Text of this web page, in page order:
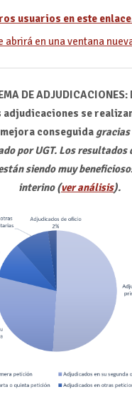
usuarios en este
DE ADJUDICACIONES:
adjudicaciones se
conseguida gracias
por UGT. Los resultados
siendo muy
interino (ver análisis).